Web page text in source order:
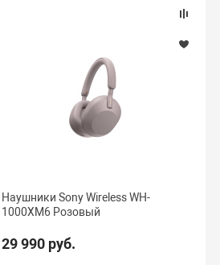
Наушники Sony Wireless WH-
1000XM6 Розовый
29 990 руб.